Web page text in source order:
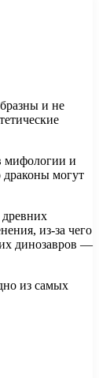
и не
мифологии и
драконы могут
из-за чего
динозавров —
из самых